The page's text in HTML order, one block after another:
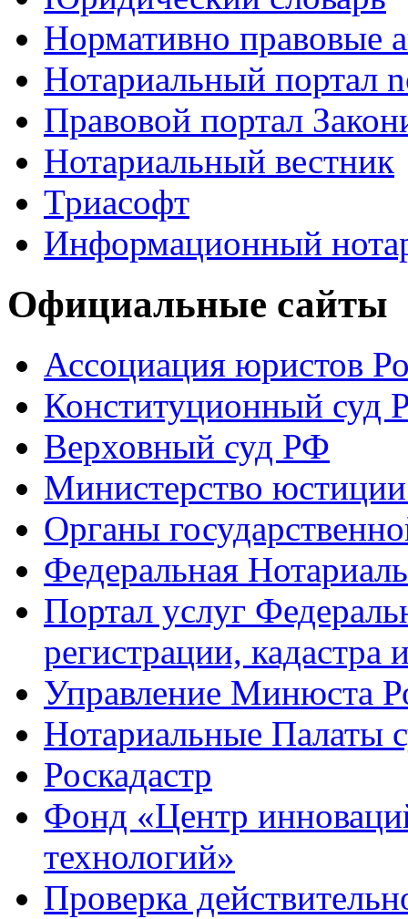
Нормативно правовые
Нотариальный портал
Правовой портал
Нотариальный вестник
Триасофт
Информационный
Официальные сайты
Ассоциация юристов
Конституционный суд
Верховный суд РФ
Министерство
Органы
Федеральная
Портал услуг
регистрации, кадастра
Управление Минюста
Нотариальные Палаты
Роскадастр
Фонд «Центр
технологий»
Проверка